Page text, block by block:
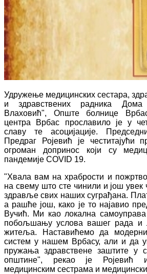
Удружење медицинских сестара,
и здравствених радника
Влаховић", Опште болнице
центра Врбас прославило је у
славу те асоцијације.
Предраг Ројевић је честитајући
огроман допринос који су
пандемије COVID 19.
"Хвала вам на храбрости и
на свему што сте чинили и још увек
здравље свих наших суграђана.
а рашће још, како је то најавио
Вучић. Ми као локална
побољшању услова вашег рада и
житеља. Наставићемо да
систем у нашем Врбасу, али и да
пружања здравствене заштите у
општине", рекао је Ројевић
медицинским сестрама и